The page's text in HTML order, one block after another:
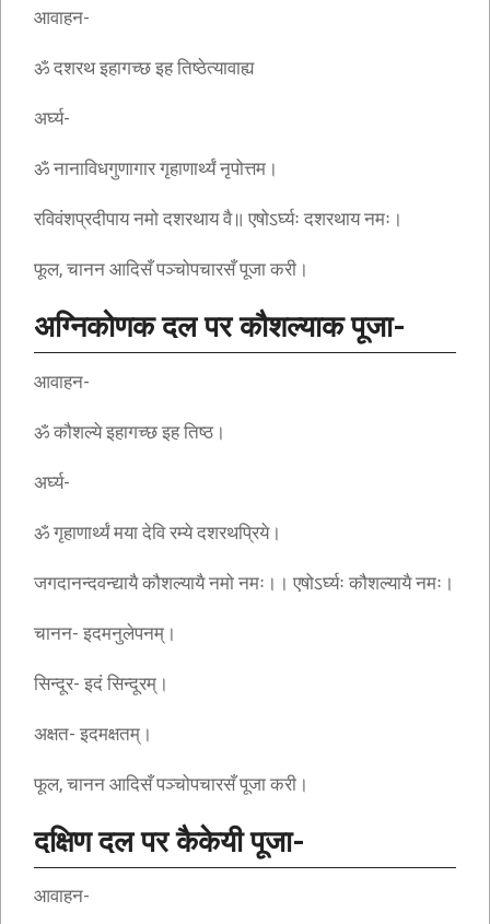
आवाहन-
ॐ दशरथ इहागच्छ इह तिष्ठेत्यावाह्य
अर्घ्य-
ॐ नानाविधगुणागार गृहाणार्थ्यं नृपोत्तम।
रविवंशप्रदीपाय नमो दशरथाय वै॥ एषोऽर्घ्यः दशरथाय नमः।
फूल, चानन आदिसँ पञ्चोपचारसँ पूजा करी।
अग्निकोणक दल पर कौशल्याक पूजा-
आवाहन-
ॐ कौशल्ये इहागच्छ इह तिष्ठ।
अर्घ्य-
ॐ गृहाणार्थ्यं मया देवि रम्ये दशरथप्रिये।
जगदानन्दवन्द्यायै कौशल्यायै नमो नमः।। एषोऽर्घ्यः कौशल्यायै नमः।
चानन- इदमनुलेपनम्।
सिन्दूर- इदं सिन्दूरम्।
अक्षत- इदमक्षतम्।
फूल, चानन आदिसँ पञ्चोपचारसँ पूजा करी।
दक्षिण दल पर कैकेयी पूजा-
आवाहन-